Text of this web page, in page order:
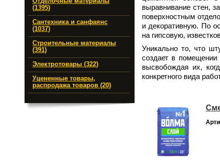
(1395)
Сантехника и санфаянс
(1037)
Строительные материалы
(391)
Электротовары (322)
Уцененные товары,
распродажа товаров (20)
выравнивание стен,
поверхностным
и декоративную. По
на гипсовую,
Уникально то, что
создает в
высвобождая их,
конкретного вида